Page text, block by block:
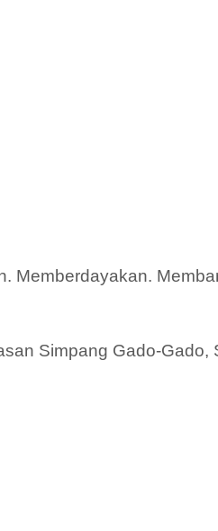
Memberdayakan.
Simpang Gado-